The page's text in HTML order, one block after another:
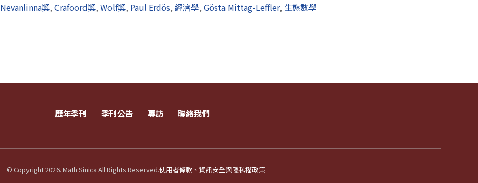
Nevanlinna獎,Crafoord獎,Wolf獎, Paul Erdös,經濟學,Gösta Mittag-Leffler, 生態數學
歷年季刊 季刊公告 專訪 聯絡我們
© Copyright 2026. Math Sinica All Rights Reserved.使用者條款、資訊安全與隱私權政策